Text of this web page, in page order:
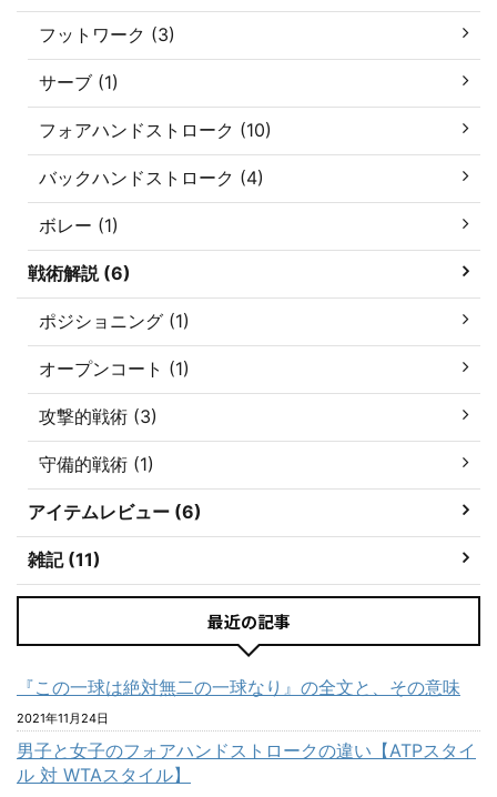
フットワーク (3)
サーブ (1)
フォアハンドストローク (10)
バックハンドストローク (4)
ボレー (1)
戦術解説 (6)
ポジショニング (1)
オープンコート (1)
攻撃的戦術 (3)
守備的戦術 (1)
アイテムレビュー (6)
雑記 (11)
最近の記事
『この一球は絶対無二の一球なり』の全文と、その意味
2021年11月24日
男子と女子のフォアハンドストロークの違い【ATPスタイ
ル 対 WTAスタイル】